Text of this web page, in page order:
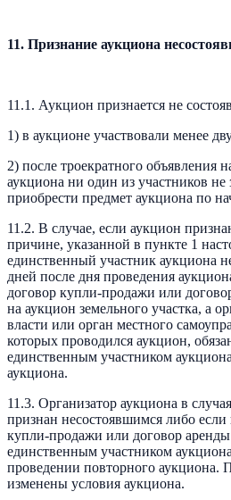
11. Признание аукциона
11.1. Аукцион признается не
1) в аукционе участвовали менее
2) после троекратного объявления
аукциона ни один из участников не
приобрести предмет аукциона по
11.2. В случае, если аукцион
причине, указанной в пункте 1
единственный участник аукциона
дней после дня проведения
договор купли-продажи или
на аукцион земельного участка, а
власти или орган местного
которых проводился аукцион,
единственным участником
аукциона.
11.3. Организатор аукциона в
признан несостоявшимся либо
купли-продажи или договор аренды
единственным участником
проведении повторного аукциона.
изменены условия аукциона.